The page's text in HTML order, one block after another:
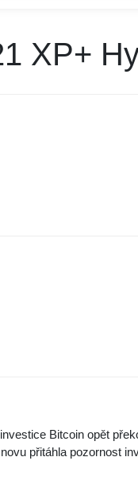
XP+
Bitcoin opět
přitáhla pozornost